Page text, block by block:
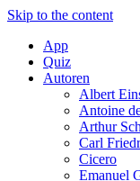
Skip to the content
App
Quiz
Autoren
Albert
Antoine
Arthur
Carl
Cicero
Emanuel